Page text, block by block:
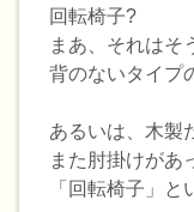
回転椅子?
まあ、それはそ
背のないタイプ
あるいは、木製
また肘掛けがあ
「回転椅子」